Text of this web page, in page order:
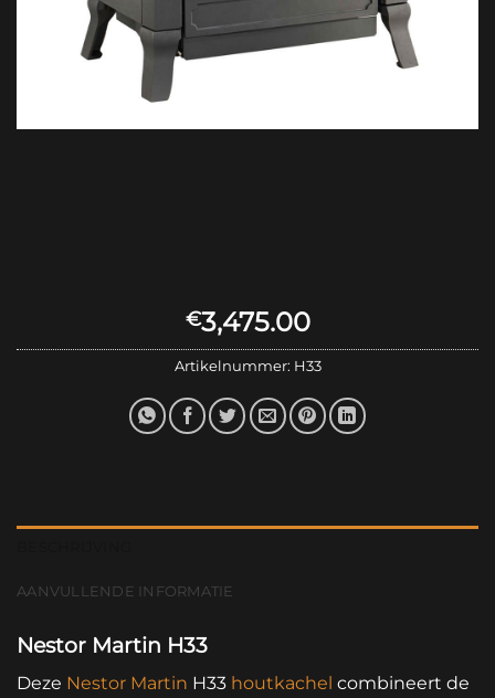
€3,475.00
Artikelnummer: H33
AANVULLENDE INFORMATIE
Nestor Martin H33
Deze Nestor Martin H33 houtkachel combineert de